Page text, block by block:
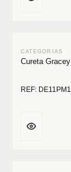
Cureta
REF: